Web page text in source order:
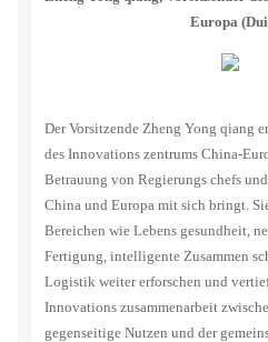
Europa
Der Vorsitzende Zheng Yong qiang
des Innovations zentrums China-
Betrauung von Regierungs chefs
China und Europa mit sich bringt.
Bereichen wie Lebens gesundheit,
Fertigung, intelligente Zusammen
Logistik weiter erforschen und
Innovations zusammenarbeit
gegenseitige Nutzen und der